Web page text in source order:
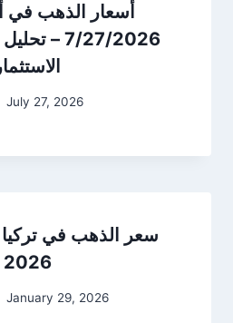
أسعار الذهب في
7/27/2026
July 27, 2026
2026
January 29, 2026